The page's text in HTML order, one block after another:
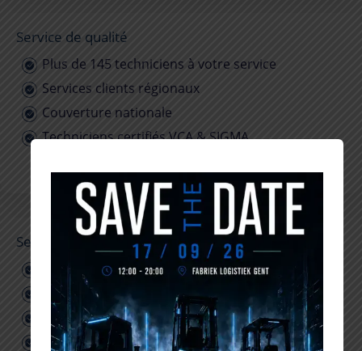
Service de qualité
Plus de 145 techniciens à votre service
Services clients régionaux
Couverture nationale
Techniciens certifiés VCA & SIGMA
Service après-vente
Location à la semaine ou au mois
Large gamme de produits
Livraison rapide
Pas de frais imprévus